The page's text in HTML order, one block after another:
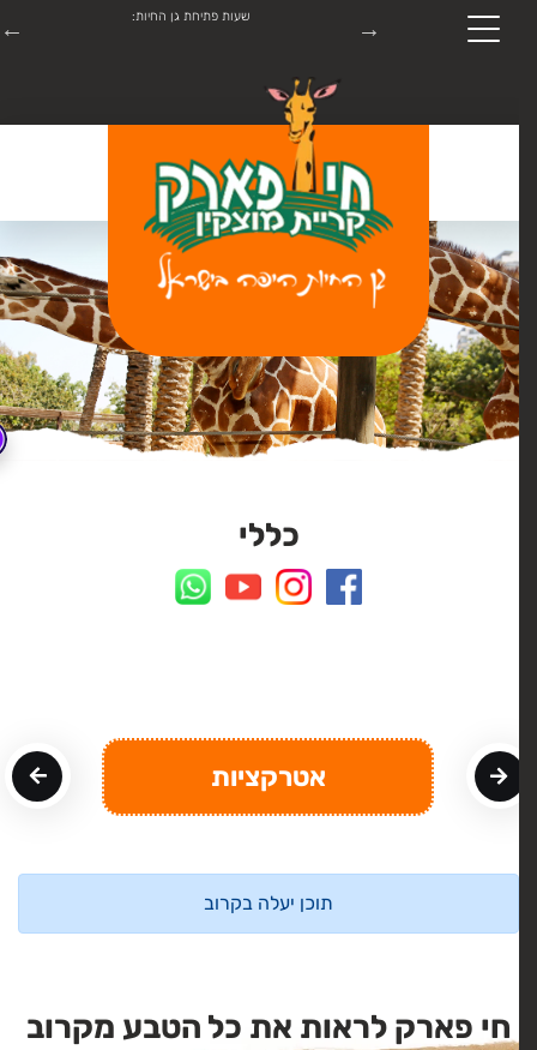
תערוכת ROBO-PARK מתקיימת בתאריכים 18.7.26-31.8.26 יש להתעדכן שעות פתיחת גן החיות:
כללי
אטרקציות
תוכן יעלה בקרוב
חי פארק לראות את כל הטבע מקרוב